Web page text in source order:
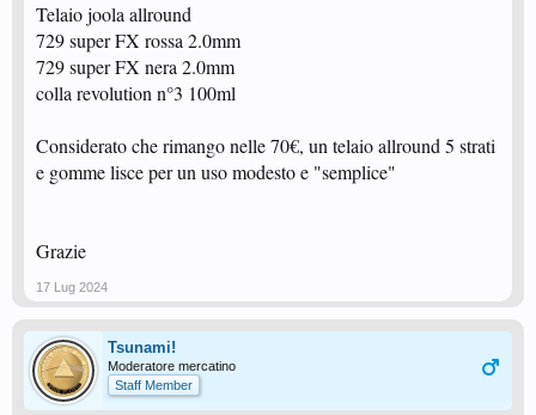
Telaio joola allround
729 super FX rossa 2.0mm
729 super FX nera 2.0mm
colla revolution n°3 100ml
Considerato che rimango nelle 70€, un telaio allround 5 strati
e gomme lisce per un uso modesto e "semplice"
Grazie
17 Lug 2024
Tsunami!
Moderatore mercatino
Staff Member